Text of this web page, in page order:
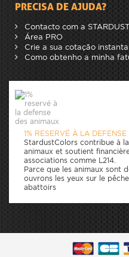
PRECISA DE AJUDA?
Contacto com a
Área PRO
Crie a sua cotação
Como obtenho a minha
1% RESERVÉ À LA
StardustColors contribue à
animaux et soutient
associations comme L214.
Parce que les animaux sont
ouvrons les yeux sur le
abattoirs